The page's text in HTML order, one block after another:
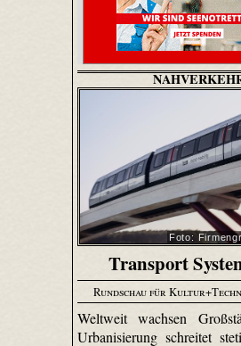
Foto:
Transport
Rundschau für
Weltweit wachsen
Urbanisierung schreitet